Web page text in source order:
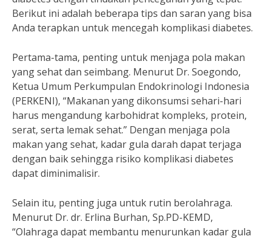
Berikut ini adalah beberapa tips dan saran yang bisa
Anda terapkan untuk mencegah komplikasi diabetes.
Pertama-tama, penting untuk menjaga pola makan
yang sehat dan seimbang. Menurut Dr. Soegondo,
Ketua Umum Perkumpulan Endokrinologi Indonesia
(PERKENI), “Makanan yang dikonsumsi sehari-hari
harus mengandung karbohidrat kompleks, protein,
serat, serta lemak sehat.” Dengan menjaga pola
makan yang sehat, kadar gula darah dapat terjaga
dengan baik sehingga risiko komplikasi diabetes
dapat diminimalisir.
Selain itu, penting juga untuk rutin berolahraga.
Menurut Dr. dr. Erlina Burhan, Sp.PD-KEMD,
“Olahraga dapat membantu menurunkan kadar gula